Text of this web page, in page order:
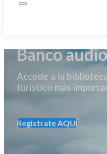
Banco
Accede a la
turístico más
Registrate AQUÍ